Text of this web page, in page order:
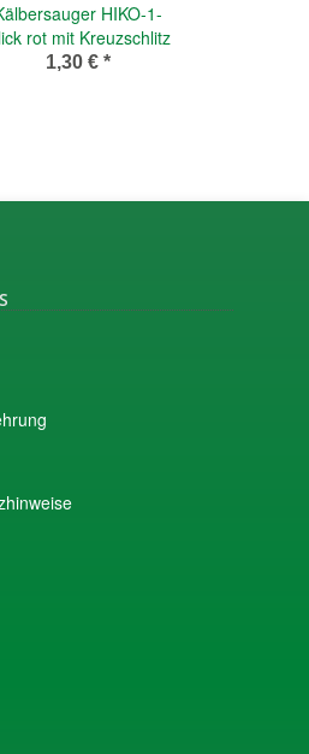
HIKO-1-
rot mit Kreuzschlitz
1,30 € *